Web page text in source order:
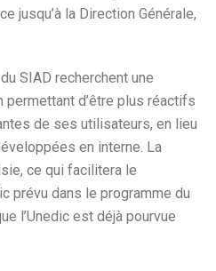
jusqu’à la Direction Générale,
SIAD recherchent une
permettant d’être plus réactifs
de ses utilisateurs, en lieu
en interne. La
ce qui facilitera le
prévu dans le programme du
l’Unedic est déjà pourvue